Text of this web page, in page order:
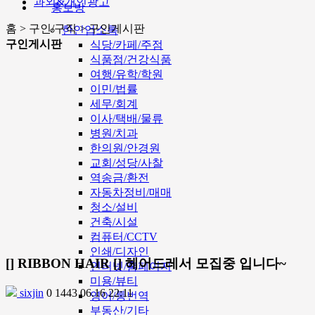
홍보방
한인업소록
식당/카페/주점
식품점/건강식품
여행/유학/학원
이민/법률
세무/회계
이사/택배/물류
병원/치과
한의원/안경원
교회/성당/사찰
역송금/환전
자동차정비/매매
청소/설비
건축/시설
컴퓨터/CCTV
인쇄/디자인
인터넷/홈페이지
미용/뷰티
영어/통번역
부동산/기타
홈 > 구인/구직 > 구인게시판
구인게시판
[] RIBBON HAIR [] 헤어드레서 모집중 입니다~
sixjin 0 144306.16 22:11